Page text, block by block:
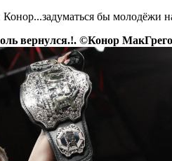
бы молодёжи
вернулся.!. ©Конор